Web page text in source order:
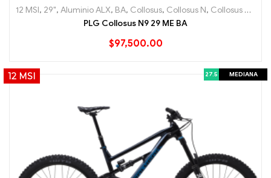
12 MSI, 29", Aluminio ALX, BA, Collosus, Collosus N, Collosus N9
PLG Collosus N9 29 ME BA
$97,500.00
12 MSI 27.5 MEDIANA